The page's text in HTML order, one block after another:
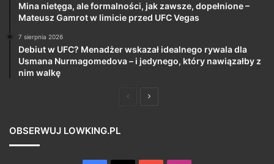
Mina nietęga, ale formalności, jak zawsze, dopełnione –
Mateusz Gamrot w limicie przed UFC Vegas
7 sierpnia 2026
Debiut w UFC? Menadżer wskazał idealnego rywala dla
Usmana Nurmagomedova – i jedynego, który nawiązałby z
nim walkę
PoprzedniaNastępna
OBSERWUJ LOWKING.PL